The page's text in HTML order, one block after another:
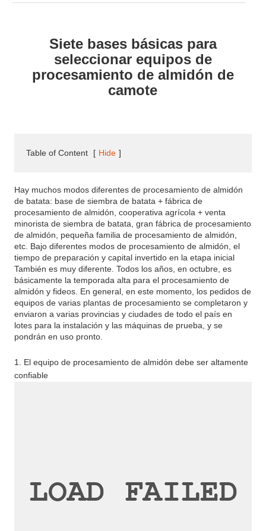
Siete bases básicas para
seleccionar equipos de
procesamiento de almidón de
camote
Table of Content [ Hide ]
Hay muchos modos diferentes de procesamiento de almidón
de batata: base de siembra de batata + fábrica de
procesamiento de almidón, cooperativa agrícola + venta
minorista de siembra de batata, gran fábrica de procesamiento
de almidón, pequeña familia de procesamiento de almidón,
etc. Bajo diferentes modos de procesamiento de almidón, el
tiempo de preparación y capital invertido en la etapa inicial
También es muy diferente. Todos los años, en octubre, es
básicamente la temporada alta para el procesamiento de
almidón y fideos. En general, en este momento, los pedidos de
equipos de varias plantas de procesamiento se completaron y
enviaron a varias provincias y ciudades de todo el país en
lotes para la instalación y las máquinas de prueba, y se
pondrán en uso pronto.
1. El equipo de procesamiento de almidón debe ser altamente
confiable